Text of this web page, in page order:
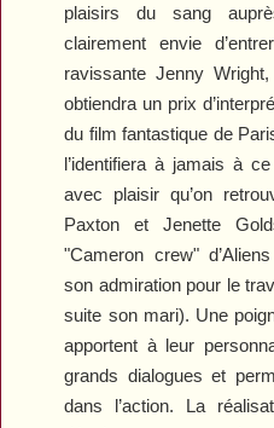
plaisirs du sang
clairement envie
ravissante Jenny Wright,
obtiendra un prix
du film fantastique de
l’identifiera à jamais à
avec plaisir qu’on
Paxton et Jenette
"Cameron crew" d’Aliens
son admiration pour le
suite son mari). Une
apportent à leur
grands dialogues et
dans l’action. La